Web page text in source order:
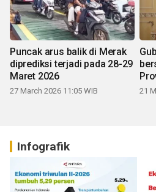
Puncak arus balik di Merak
diprediksi terjadi pada 28-29
Maret 2026
27 March 2026 11:05 WIB 21
Infografik